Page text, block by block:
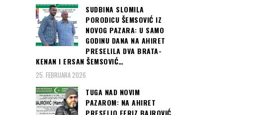
SUDBINA SLOMILA
PORODICU ŠEMSOVIĆ IZ
NOVOG PAZARA: U SAMO
GODINU DANA NA AHIRET
PRESELILA DVA BRATA-
KENAN I ERSAN ŠEMSOVIĆ…
25. FEBRUARA 2026
TUGA NAD NOVIM
PAZAROM: NA AHIRET